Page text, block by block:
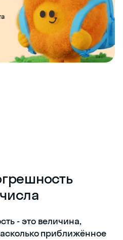
- это величина,
приближённое